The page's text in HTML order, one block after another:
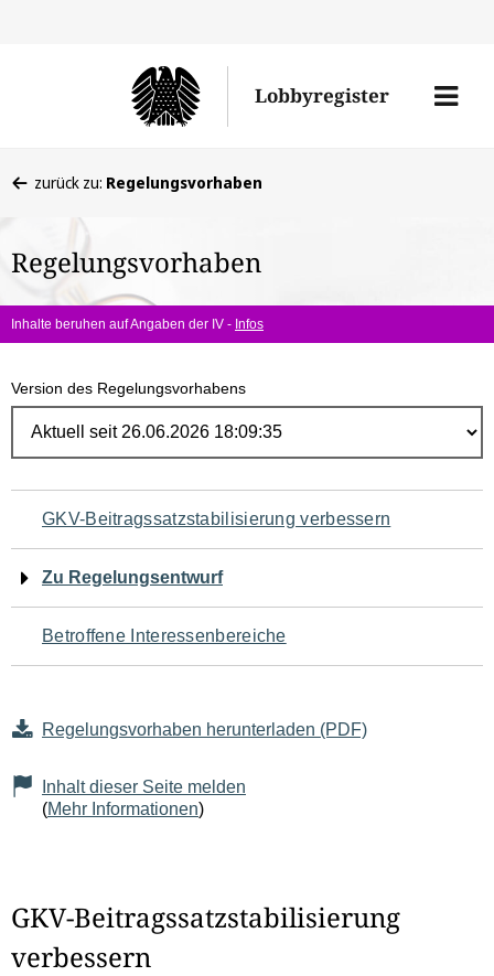
Lobbyregister
Menü
befinden
hier:
zurück zu: Regelungsvorhaben
Regelungsvorhaben
Inhalte beruhen auf Angaben der IV - Infos
Version des Regelungsvorhabens
Navigation
für
den
Seiteninhalt
GKV-Beitragssatzstabilisierung verbessern
Zu Regelungsentwurf
Betroffene Interessenbereiche
Regelungsvorhaben herunterladen (PDF)
Inhalt dieser Seite melden
(Mehr Informationen)
GKV-Beitragssatzstabilisierung
verbessern